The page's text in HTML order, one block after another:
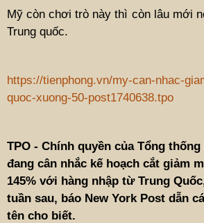
Mỹ còn chơi trò này thì còn lâu mới
Trung quốc.
https://tienphong.vn/my-can-nhac-
quoc-xuong-50-post1740638.tpo
TPO - Chính quyền của Tổng
đang cân nhắc kế hoạch cắt giảm
145% với hàng nhập từ Trung
tuần sau, báo New York Post dẫn
tên cho biết.